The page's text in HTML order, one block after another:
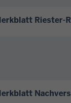
Riester-